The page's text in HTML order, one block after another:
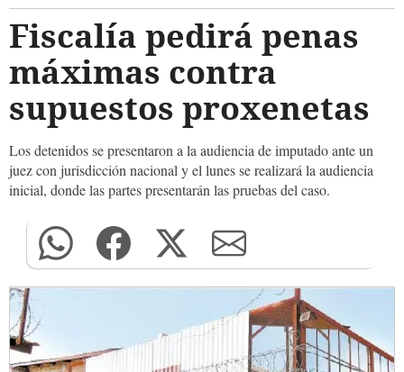
Fiscalía pedirá penas
máximas contra
supuestos proxenetas
Los detenidos se presentaron a la audiencia de imputado ante un
juez con jurisdicción nacional y el lunes se realizará la audiencia
inicial, donde las partes presentarán las pruebas del caso.